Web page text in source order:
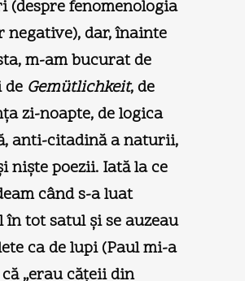
(despre fenomenologia
negative), dar, înainte
m-am bucurat de
de Gemütlichkeit, de
zi-noapte, de logica
anti-citadină a naturii,
nişte poezii. Iată la ce
când s-a luat
tot satul şi se auzeau
ca de lupi (Paul mi-a
„erau căţeii din